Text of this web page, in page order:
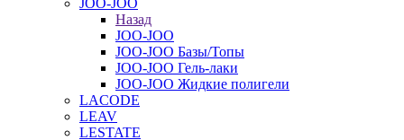
JOO-JOO
Назад
JOO-JOO
JOO-JOO Базы/Топы
JOO-JOO Гель-лаки
JOO-JOO Жидкие полигели
LACODE
LEAV
LESTATE